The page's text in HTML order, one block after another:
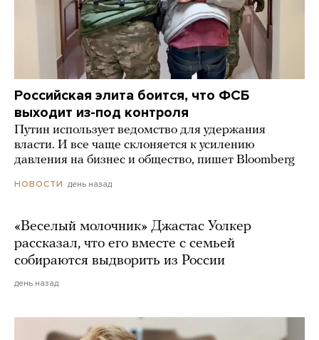
Российская элита боится, что ФСБ
выходит из-под контроля
Путин использует ведомство для удержания
власти. И все чаще склоняется к усилению
давления на бизнес и общество, пишет Bloomberg
НОВОСТИ день назад
«Веселый молочник» Джастас Уолкер
рассказал, что его вместе с семьей
собираются выдворить из России
день назад